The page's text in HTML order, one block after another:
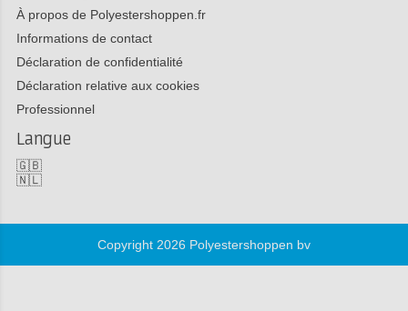
À propos de Polyestershoppen.fr
Informations de contact
Déclaration de confidentialité
Déclaration relative aux cookies
Professionnel
Langue
🇬🇧
🇳🇱
Copyright 2026 Polyestershoppen bv